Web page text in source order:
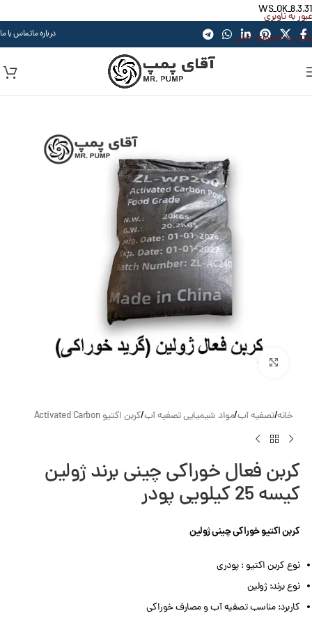
WS_OK_8.3.31
عبور به ناوبری
رفتن به محتوای اصلی
درباره ماتماس با ما
بزرگنمایی تصویر
خانه/تصفیه آب/مواد شیمیایی تصفیه آب/کربن اکتیو Activated Carbon
کربن فعال خوراکی چینی برند ژولین
کیسه 25 کیلویی پودر
کربن اکتیو خوراکی چینی ژولین
نوع کربن اکتیو : پودری
نوع برند: ژولین
کاربرد: مناسب تصفیه آب و مصارف خوراکی